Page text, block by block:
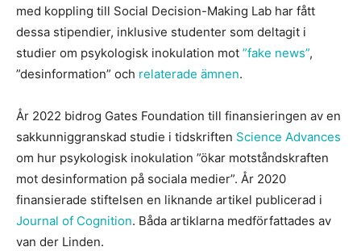
med koppling till Social Decision-Making Lab har fått
dessa stipendier, inklusive studenter som deltagit i
studier om psykologisk inokulation mot ”fake news”,
”desinformation” och relaterade ämnen.
År 2022 bidrog Gates Foundation till finansieringen av en
sakkunniggranskad studie i tidskriften Science Advances
om hur psykologisk inokulation ”ökar motståndskraften
mot desinformation på sociala medier”. År 2020
finansierade stiftelsen en liknande artikel publicerad i
Journal of Cognition. Båda artiklarna medförfattades av
van der Linden.